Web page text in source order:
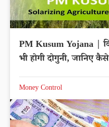
PM Kusum Yojana |
भी होगी दोगुनी, जानिए
Money Control